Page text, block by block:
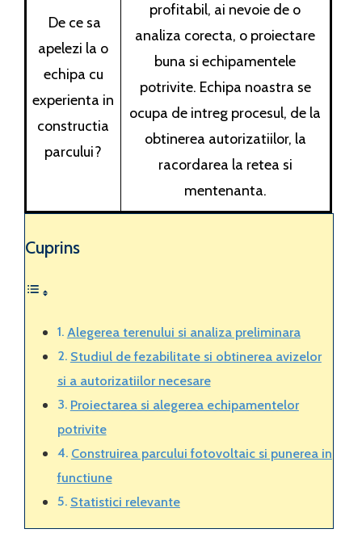
De ce sa
apelezi la o
echipa cu
experienta in
constructia
parcului?
profitabil, ai nevoie de o
analiza corecta, o proiectare
buna si echipamentele
potrivite. Echipa noastra se
ocupa de intreg procesul, de la
obtinerea autorizatiilor, la
racordarea la retea si
mentenanta.
Cuprins
Alegerea terenului si analiza preliminara
Studiul de fezabilitate si obtinerea avizelor
si a autorizatiilor necesare
Proiectarea si alegerea echipamentelor
potrivite
Construirea parcului fotovoltaic si punerea in
functiune
Statistici relevante